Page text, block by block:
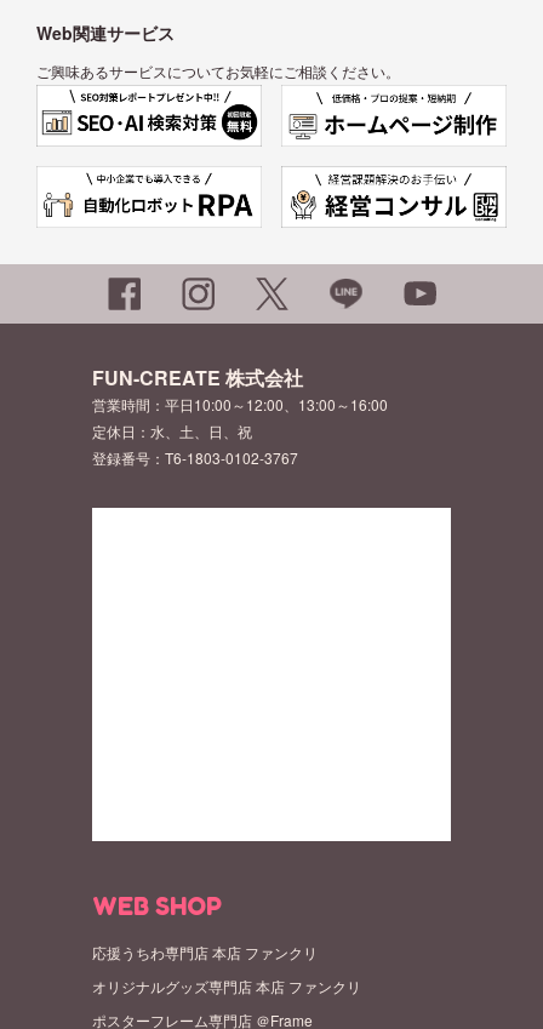
Web関連サービス
ご興味あるサービスについてお気軽にご相談ください。
FUN-CREATE 株式会社
営業時間：平日10:00～12:00、13:00～16:00
定休日：水、土、日、祝
登録番号：T6-1803-0102-3767
WEB SHOP
応援うちわ専門店 本店 ファンクリ
オリジナルグッズ専門店 本店 ファンクリ
ポスターフレーム専門店 ＠Frame